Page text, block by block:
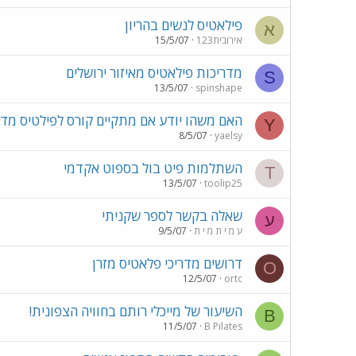
א פילאטיס לנשים בהריון
אירובית123 15/5/07
S מדריכות פילאטיס מאיזור ירושלים
spinshape
13/5/07
Y האם משהו יודע אם מתקיים קורס לפילטיס
yaelsy
8/5/07
T השתלמות פיט בול בספוט אקדמי
toolip25
13/5/07
ע שאלה בקשר לספר שקניתי
ע מ י ת מ י ת 9/5/07
O דרושים מדריכי פלאטיס מזרן
ortc
12/5/07
B השיעור של מייכלי רותם בחוויה הצפונית!
B Pilates
11/5/07